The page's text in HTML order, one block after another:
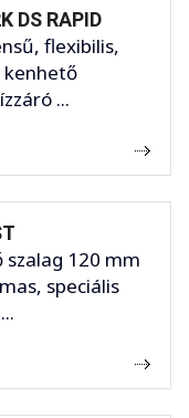
DS RAPID
flexibilis,
...
120 mm
speciális